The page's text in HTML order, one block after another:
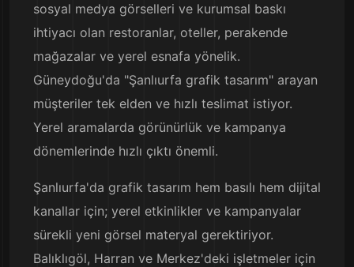
sosyal medya görselleri ve kurumsal baskı
ihtiyacı olan restoranlar, oteller, perakende
mağazalar ve yerel esnafa yönelik.
Güneydoğu'da "Şanlıurfa grafik tasarım" arayan
müşteriler tek elden ve hızlı teslimat istiyor.
Yerel aramalarda görünürlük ve kampanya
dönemlerinde hızlı çıktı önemli.
Şanlıurfa'da grafik tasarım hem basılı hem dijital
kanallar için; yerel etkinlikler ve kampanyalar
sürekli yeni görsel materyal gerektiriyor.
Balıklıgöl, Harran ve Merkez'deki işletmeler için